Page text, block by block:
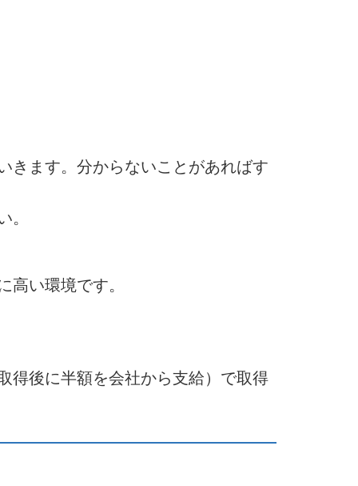
きます。分からないことがあればす
い環境です。
得後に半額を会社から支給）で取得